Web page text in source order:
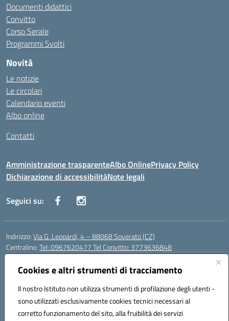
Cookies e altri strumenti di tracciamento
Il nostro Istituto non utilizza strumenti di profilazione degli utenti -
sono utilizzati esclusivamente cookies tecnici necessari al
corretto funzionamento del sito, alla fruibilità dei servizi
Documenti didattici
Convitto
Corso Serale
Programmi Svolti
Novità
Le notizie
Le circolari
Calendario eventi
Albo online
Contatti
Amministrazione trasparenteAlbo OnlinePrivacy Policy
Dichiarazione di accessibilitàNote legali
Seguici su:
Indirizzo:Via G. Leopardi, 4 – 88068 Soverato (CZ)
Centralino:Tel: 0967620477 Tel Convitto: 3773636848
Email:
Posta elettronica certificata (PEC):czrh04000q@pec.istruzione.it
Codice fiscale: 84000690796
Codice meccanografico:CZRH04000Q
Codice Indice delle Pubbliche Amministrazioni (IPA): istsc_czrh04000q